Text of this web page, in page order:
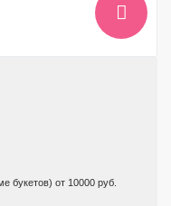
букетов) от 10000 руб.